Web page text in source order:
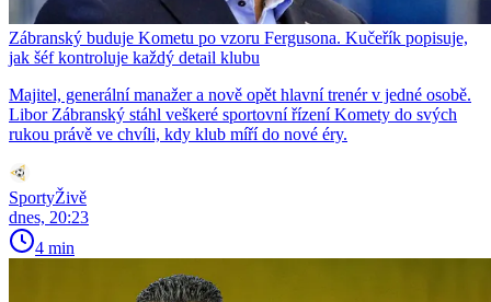
Zábranský buduje Kometu po vzoru Fergusona. Kučeřík popisuje,
jak šéf kontroluje každý detail klubu
Majitel, generální manažer a nově opět hlavní trenér v jedné osobě.
Libor Zábranský stáhl veškeré sportovní řízení Komety do svých
rukou právě ve chvíli, kdy klub míří do nové éry.
SportyŽivě
dnes, 20:23
4 min